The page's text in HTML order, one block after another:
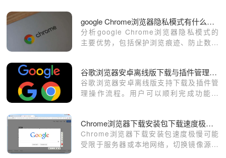
google Chrome浏览器隐私模式有什么优势
分析google Chrome浏览器隐私模式的
主要优势，包括保护浏览痕迹、防止数据
谷歌浏览器安卓离线版下载与插件管理操作流程
谷歌浏览器安卓离线版支持下载及插件管
理操作流程。用户可以顺利完成功能设
Chrome浏览器下载安装包下载速度极慢的加速技巧
Chrome浏览器下载安装包速度极慢可能
受限于服务器或本地网络，切换镜像源、